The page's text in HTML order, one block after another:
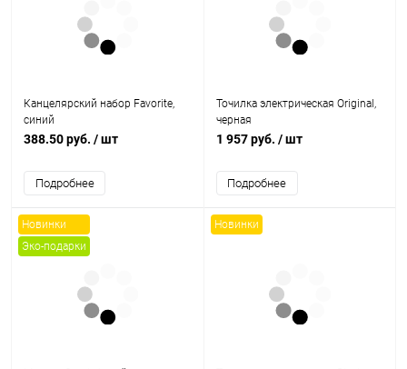
Канцелярский набор Favorite,
синий
388.50 руб. / шт
Подробнее
Точилка электрическая Original,
черная
1 957 руб. / шт
Подробнее
Новинки
Эко-подарки
Новинки